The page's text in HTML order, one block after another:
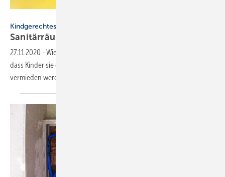
Kindgerechtes Bad
Sanitärräume in
27.11.2020 -Wie Sie Sanitärräume in Kindertagesstätten so gestalten,
dass Kinder sie gerne und selbstständig nutzen und Unfälle
vermieden werden, erläutert der